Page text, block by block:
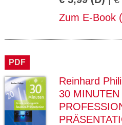
Zum E-Book
PDF
Reinhard
30